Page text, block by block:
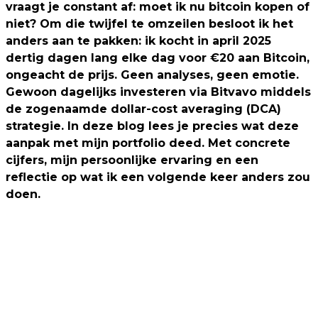
vraagt je constant af: moet ik nu bitcoin kopen of
niet? Om die twijfel te omzeilen besloot ik het
anders aan te pakken: ik kocht in april 2025
dertig dagen lang elke dag voor €20 aan Bitcoin,
ongeacht de prijs. Geen analyses, geen emotie.
Gewoon dagelijks investeren via Bitvavo middels
de zogenaamde dollar-cost averaging (DCA)
strategie. In deze blog lees je precies wat deze
aanpak met mijn portfolio deed. Met concrete
cijfers, mijn persoonlijke ervaring en een
reflectie op wat ik een volgende keer anders zou
doen.